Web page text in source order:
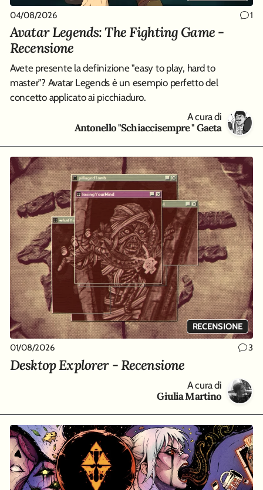
04/08/2026 1
Avatar Legends: The Fighting Game -
Recensione
Avete presente la definizione "easy to play, hard to
master"? Avatar Legends è un esempio perfetto del
concetto applicato ai picchiaduro.
A cura di
Antonello "Schiaccisempre " Gaeta
RECENSIONE
01/08/2026 3
Desktop Explorer - Recensione
A cura di
Giulia Martino